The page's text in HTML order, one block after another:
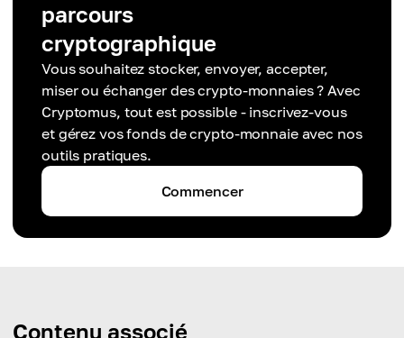
parcours
cryptographique
Vous souhaitez stocker, envoyer, accepter,
miser ou échanger des crypto-monnaies ? Avec
Cryptomus, tout est possible - inscrivez-vous
et gérez vos fonds de crypto-monnaie avec nos
outils pratiques.
Commencer
Contenu associé